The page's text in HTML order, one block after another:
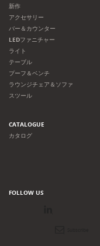
新作
アクセサリー
バー＆カウンター
LEDファニチャー
ライト
テーブル
プーフ＆ベンチ
ラウンジチェア＆ソファ
スツール
CATALOGUE
カタログ
FOLLOW US